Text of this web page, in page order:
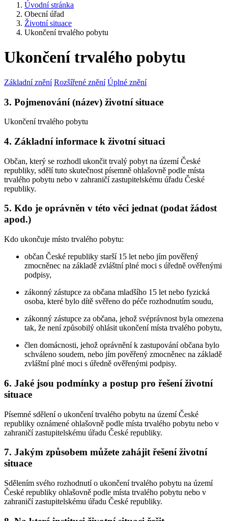
Úvodní stránka
Obecní úřad
Životní situace
Ukončení trvalého pobytu
Ukončení trvalého pobytu
Základní znění Rozšířené znění Úplné znění
3. Pojmenování (název) životní situace
Ukončení trvalého pobytu
4. Základní informace k životní situaci
Občan, který se rozhodl ukončit trvalý pobyt na území České
republiky, sdělí tuto skutečnost písemně ohlašovně podle místa
trvalého pobytu nebo v zahraničí zastupitelskému úřadu České
republiky.
5. Kdo je oprávněn v této věci jednat (podat žádost
apod.)
Kdo ukončuje místo trvalého pobytu:
občan České republiky starší 15 let nebo jím pověřený
zmocněnec na základě zvláštní plné moci s úředně ověřenými
podpisy,
zákonný zástupce za občana mladšího 15 let nebo fyzická
osoba, které bylo dítě svěřeno do péče rozhodnutím soudu,
zákonný zástupce za občana, jehož svéprávnost byla omezena
tak, že není způsobilý ohlásit ukončení místa trvalého pobytu,
člen domácnosti, jehož oprávnění k zastupování občana bylo
schváleno soudem, nebo jím pověřený zmocněnec na základě
zvláštní plné moci s úředně ověřenými podpisy.
6. Jaké jsou podmínky a postup pro řešení životní
situace
Písemné sdělení o ukončení trvalého pobytu na území České
republiky oznámené ohlašovně podle místa trvalého pobytu nebo v
zahraničí zastupitelskému úřadu České republiky.
7. Jakým způsobem můžete zahájit řešení životní
situace
Sdělením svého rozhodnutí o ukončení trvalého pobytu na území
České republiky ohlašovně podle místa trvalého pobytu nebo v
zahraničí zastupitelskému úřadu České republiky.